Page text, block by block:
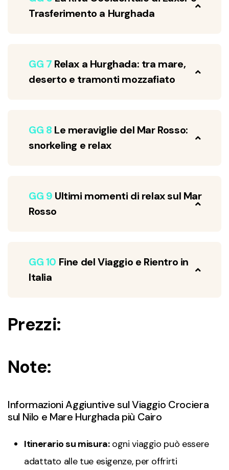
Trasferimento a Hurghada
GG 7 Relax a Hurghada: tra mare,
deserto e tramonti mozzafiato
GG 8 Le meraviglie del Mar Rosso:
snorkeling e relax
GG 9 Ultimi momenti di relax sul Mar
Rosso
GG 10 Fine del Viaggio e Rientro in
Italia
Prezzi:
Note:
Informazioni Aggiuntive sul Viaggio Crociera
sul Nilo e Mare Hurghada più Cairo
Itinerario su misura:ogni viaggio può essere
adattato alle tue esigenze, per offrirti